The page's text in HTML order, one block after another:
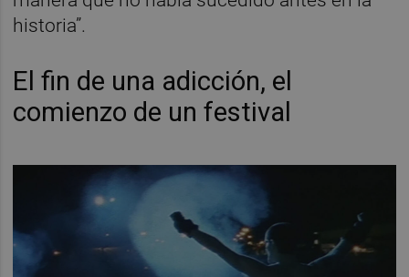
historia”.
El fin de una adicción, el
comienzo de un festival